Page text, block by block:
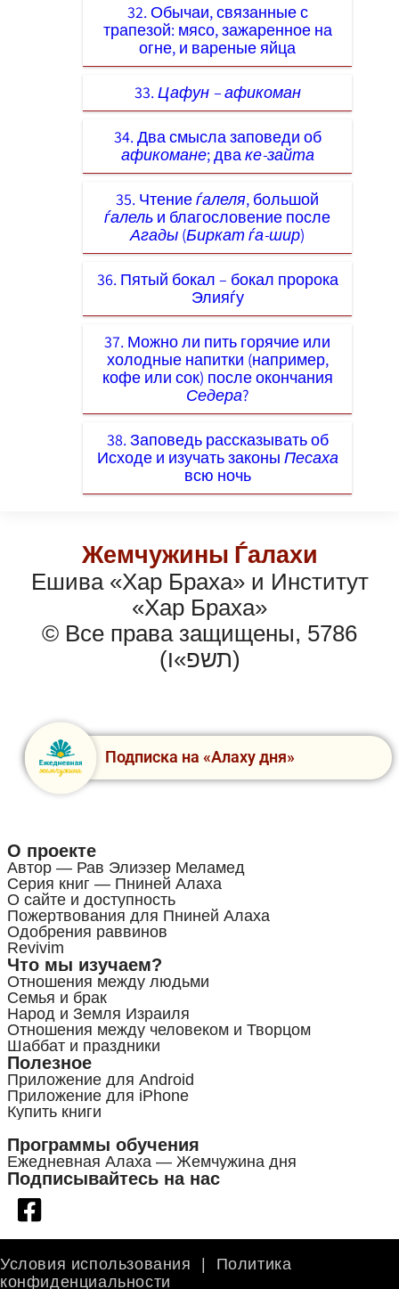
32. Обычаи, связанные с
трапезой: мясо, зажаренное на
огне, и вареные яйца
33. Цафун – афикоман
34. Два смысла заповеди об
афикомане; дваке-зайта
35. Чтениеѓалеля, большой
ѓалель и благословение после
Агады (Биркат ѓа-шир)
36. Пятый бокал – бокал пророка
Элияѓу
37. Можно ли пить горячие или
холодные напитки (например,
кофе или сок) после окончания
Седера?
38. Заповедь рассказывать об
Исходе и изучать законы Песаха
всю ночь
Жемчужины Ѓалахи
Ешива «Хар Браха» и Институт
«Хар Браха»
© Все права защищены, 5786
(תשפ»ו)
Подписка на «Алаху дня»
О проекте
Автор — Рав Элиэзер Меламед
Серия книг — Пниней Алаха
О сайте и доступность
Пожертвования для Пниней Алаха
Одобрения раввинов
Revivim
Что мы изучаем?
Отношения между людьми
Семья и брак
Народ и Земля Израиля
Отношения между человеком и Творцом
Шаббат и праздники
Полезное
Приложение для Android
Приложение для iPhone
Купить книги
Программы обучения
Ежедневная Алаха — Жемчужина дня
Подписывайтесь на нас
Условия использования | Политика
конфиденциальности